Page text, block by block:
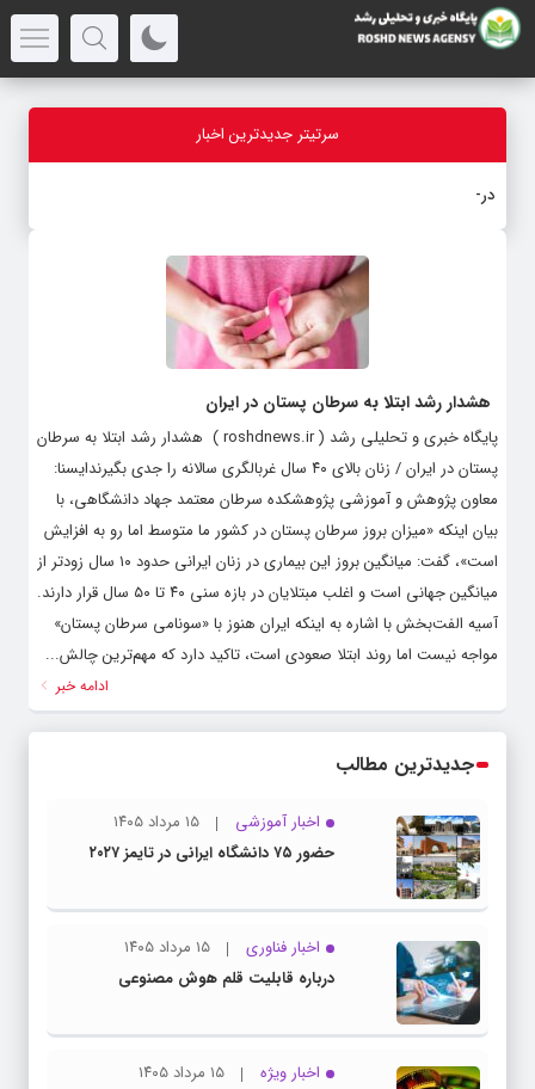
سرتیتر جدیدترین اخبار
درباره
هشدار رشد ابتلا به سرطان پستان در ایران
پایگاه خبری و تحلیلی رشد ( roshdnews.ir ) هشدار رشد ابتلا به سرطان
پستان در ایران / زنان بالای ۴۰ سال غربالگری سالانه را جدی بگیرندایسنا:
معاون پژوهش و آموزشی پژوهشکده سرطان معتمد جهاد دانشگاهی، با
بیان اینکه «میزان بروز سرطان پستان در کشور ما متوسط اما رو به افزایش
است»، گفت: میانگین بروز این بیماری در زنان ایرانی حدود ۱۰ سال زودتر از
میانگین جهانی است و اغلب مبتلایان در بازه سنی ۴۰ تا ۵۰ سال قرار دارند.
آسیه‌ الفت‌بخش با اشاره به اینکه ایران هنوز با «سونامی سرطان پستان»
مواجه نیست اما روند ابتلا صعودی است، تاکید دارد که مهم‌ترین چالش...
ادامه خبر
جدیدترین مطالب
اخبار آموزشی
۱۵ مرداد ۱۴۰۵
حضور ۷۵ دانشگاه ایرانی در تایمز ۲۰۲۷
اخبار فناوری
۱۵ مرداد ۱۴۰۵
درباره قابلیت قلم هوش مصنوعی
اخبار ویژه
۱۵ مرداد ۱۴۰۵